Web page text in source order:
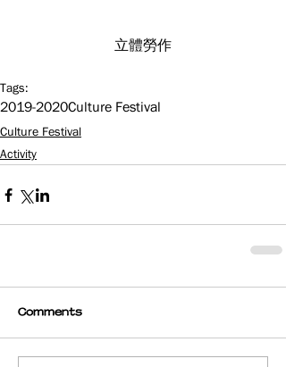
立體勞作
Tags:
2019-2020Culture Festival
Culture Festival
Activity
Comments